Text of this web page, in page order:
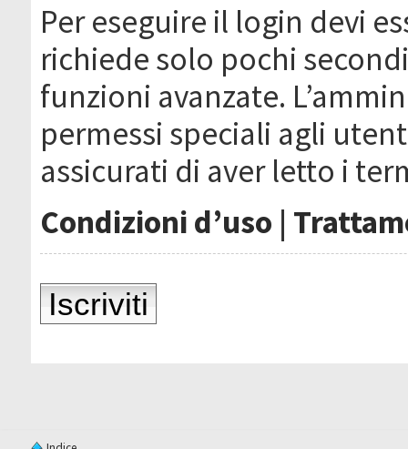
Per eseguire il login devi
richiede solo pochi
funzioni avanzate.
permessi speciali agli
assicurati di aver letto i
Condizioni d’uso |
Iscriviti